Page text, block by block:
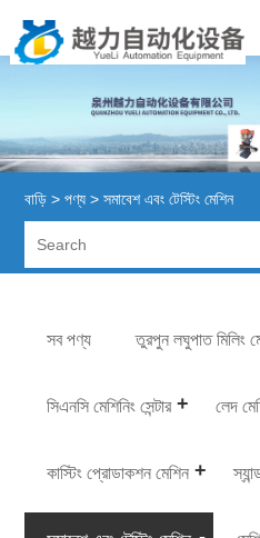
বাড়ি > পণ্য > সমাবেশ এবং টেস্টিং মেশিন
সব পণ্য তুরপুন লঘুপাত মিলিং
সিএনসি মেশিনিং সেন্টার লেদ
কাস্টিং প্রোডাকশন মেশিন